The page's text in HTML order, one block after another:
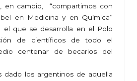
en cambio, “compartimos con
en Medicina y en Química”
el que se desarrolla en el Polo
de científicos de todo el
centenar de becarios del
dado los argentinos de aquella